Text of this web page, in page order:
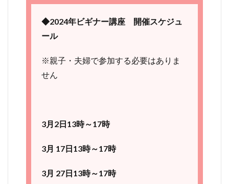
◆2024年ビギナー講座 開催スケジュ
ール
※親子・夫婦で参加する必要はありま
せん
3月2日13時～17時
3月 17日13時～17時
3月 27日13時～17時